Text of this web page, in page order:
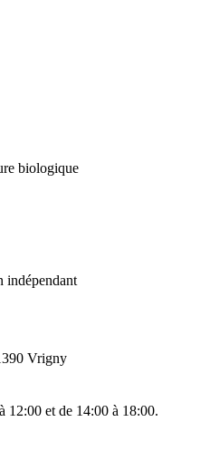
biologique
indépendant
Vrigny
12:00 et de 14:00 à 18:00.